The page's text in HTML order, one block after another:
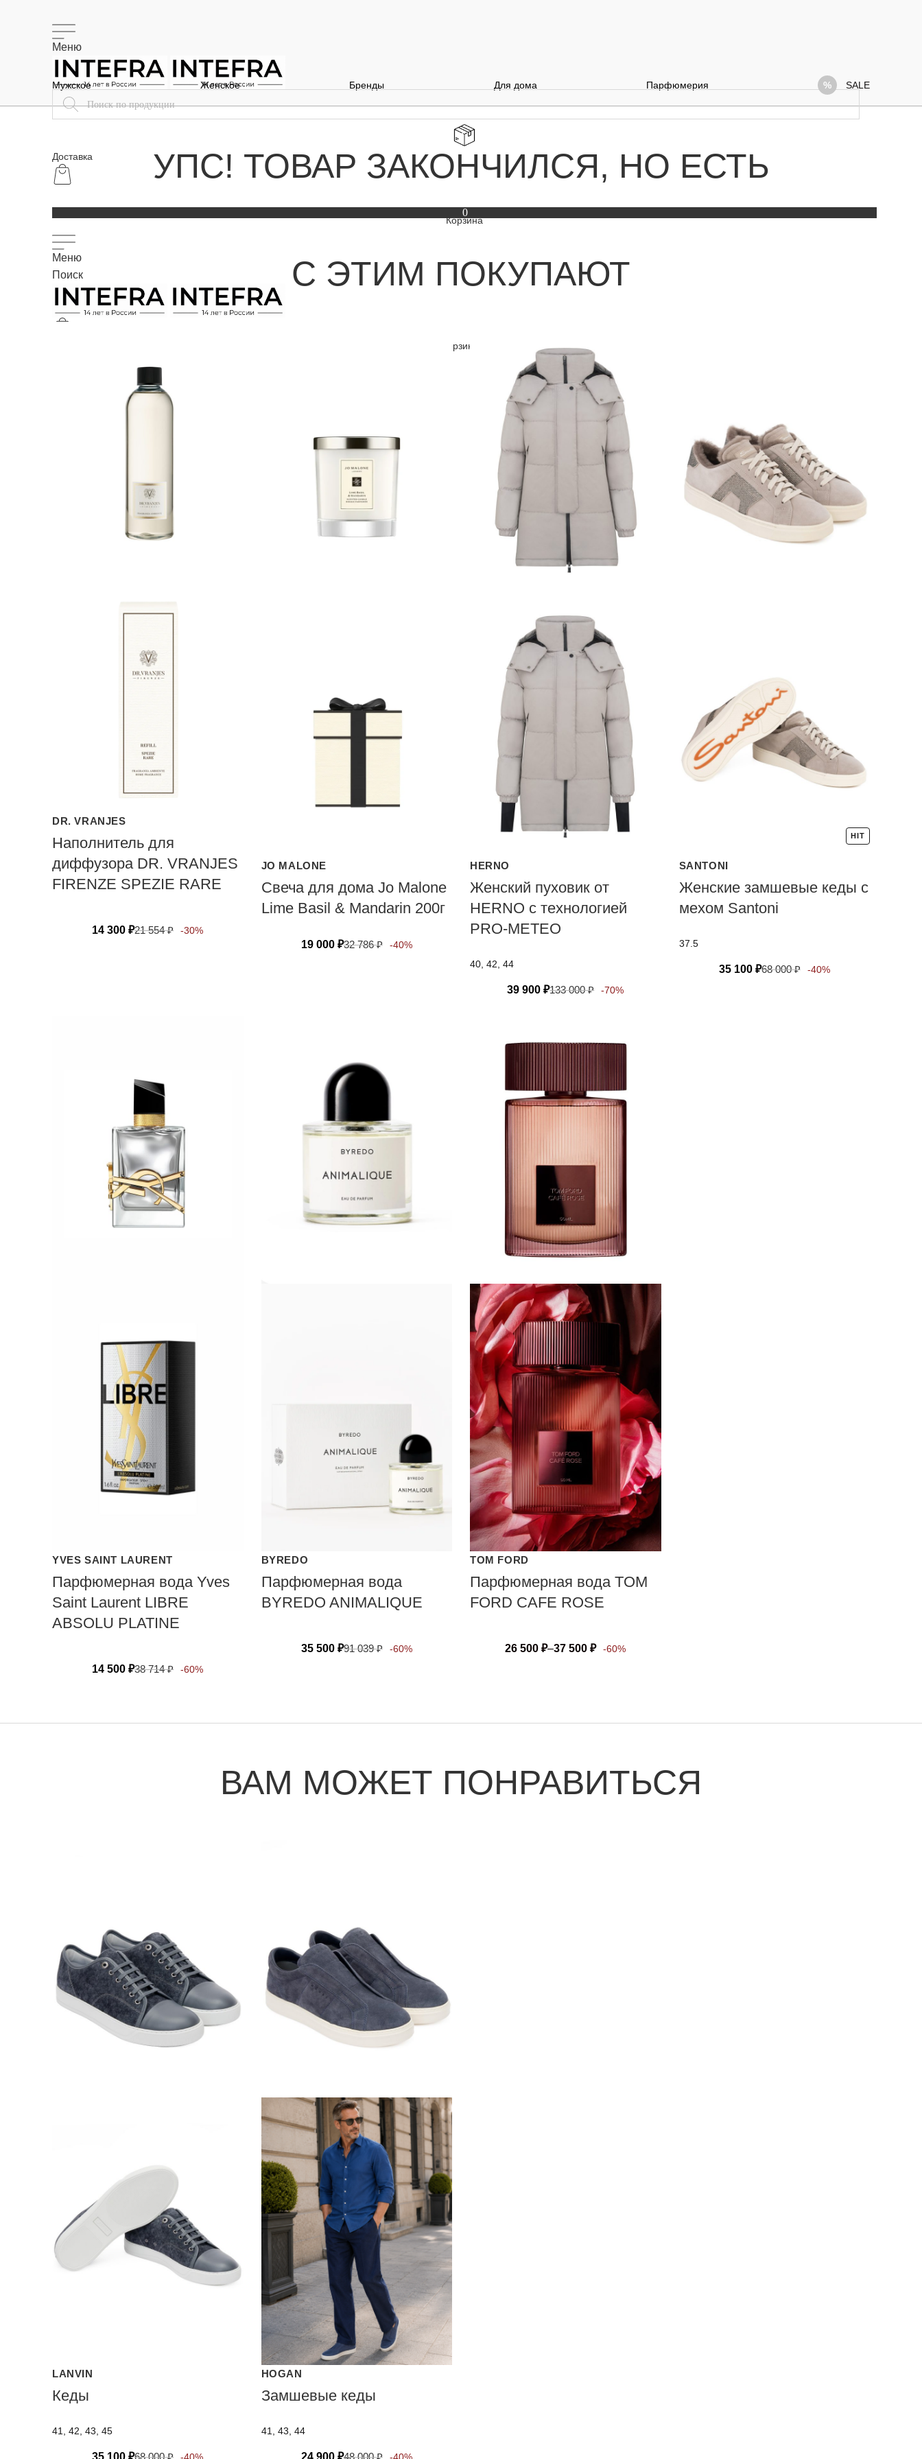
Меню
Доставка
0
Меню
Поиск
Мужское Женское Бренды Для дома Парфюмерия SALE
УПС! ТОВАР ЗАКОНЧИЛСЯ, НО ЕСТЬ
С ЭТИМ ПОКУПАЮТ
DR. VRANJES
Наполнитель для
диффузора DR. VRANJES
FIRENZE SPEZIE RARE
14 300₽21 554₽ -30%
JO MALONE
Свеча для дома Jo Malone
Lime Basil & Mandarin 200г
19 000 ₽32 786₽ -40%
HERNO
Женский пуховик от
HERNO с технологией
PRO-METEO
40, 42, 44
39 900₽133 000₽ -70%
HIT
SANTONI
Женские замшевые кеды с
мехом Santoni
37.5
35 100 ₽68 000₽ -40%
YVES SAINT LAURENT
Парфюмерная вода Yves
Saint Laurent LIBRE
ABSOLU PLATINE
14 500₽38 714₽ -60%
BYREDO
Парфюмерная вода
BYREDO ANIMALIQUE
35 500 ₽91 039₽ -60%
TOM FORD
Парфюмерная вода TOM
FORD CAFE ROSE
26 500₽–37 500₽ -60%
ВАМ МОЖЕТ ПОНРАВИТЬСЯ
LANVIN
Кеды
41, 42, 43, 45
HOGAN
Замшевые кеды
41, 43, 44